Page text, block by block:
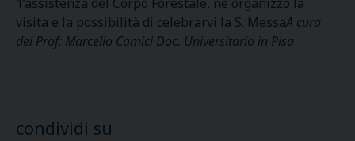
1’assistenza del Corpo Forestale, ne organizzò la
visita e la possibilità di celebrarvi la S. MessaA cura
del Prof: Marcello Camici Doc. Universitario in Pisa
condividi su